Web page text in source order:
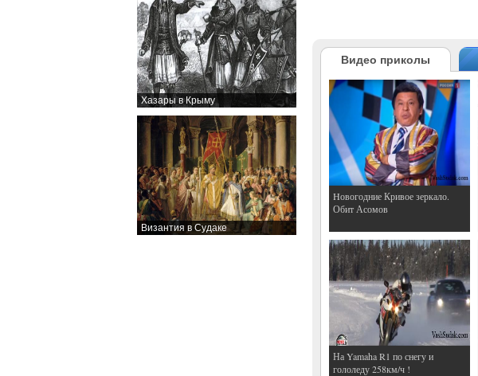
Хазары в Крыму
Византия в Судаке
Видео приколы
Hовогодние Кривое зеркало.
Обит Асомов
На Yamaha R1 по снегу и
гололеду 258км/ч !